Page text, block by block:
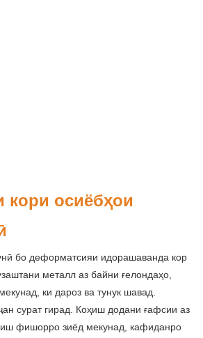
кори осиёбҳои
бо деформатсияи идорашаванда кор
металл аз байни ғелондаҳо,
ки дароз ва тунук шавад.
сурат гирад. Коҳиш додани ғафсии аз
фишорро зиёд мекунад, кафиданро